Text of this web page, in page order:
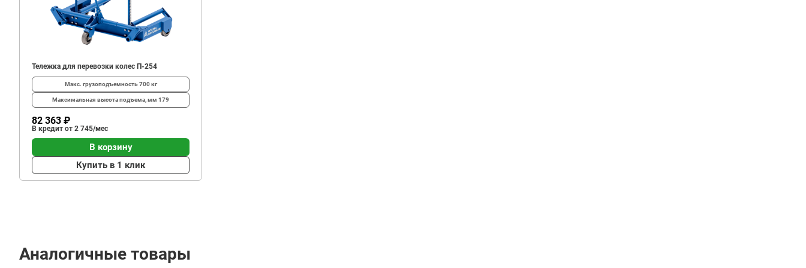
В корзину
Тележка для перевозки колес П-254
Макс. грузоподъемность700 кг
Максимальная высота подъема, мм 179
82 363 ₽
В кредит от 2 745/мес
В корзину
Купить в 1 клик
Аналогичные товары